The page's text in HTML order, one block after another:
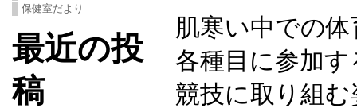
保健室だより
最近の投
稿
肌寒い中での
各種目に参加
競技に取り組